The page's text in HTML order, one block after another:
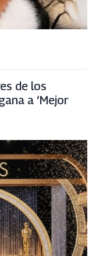
de los
a ‘Mejor